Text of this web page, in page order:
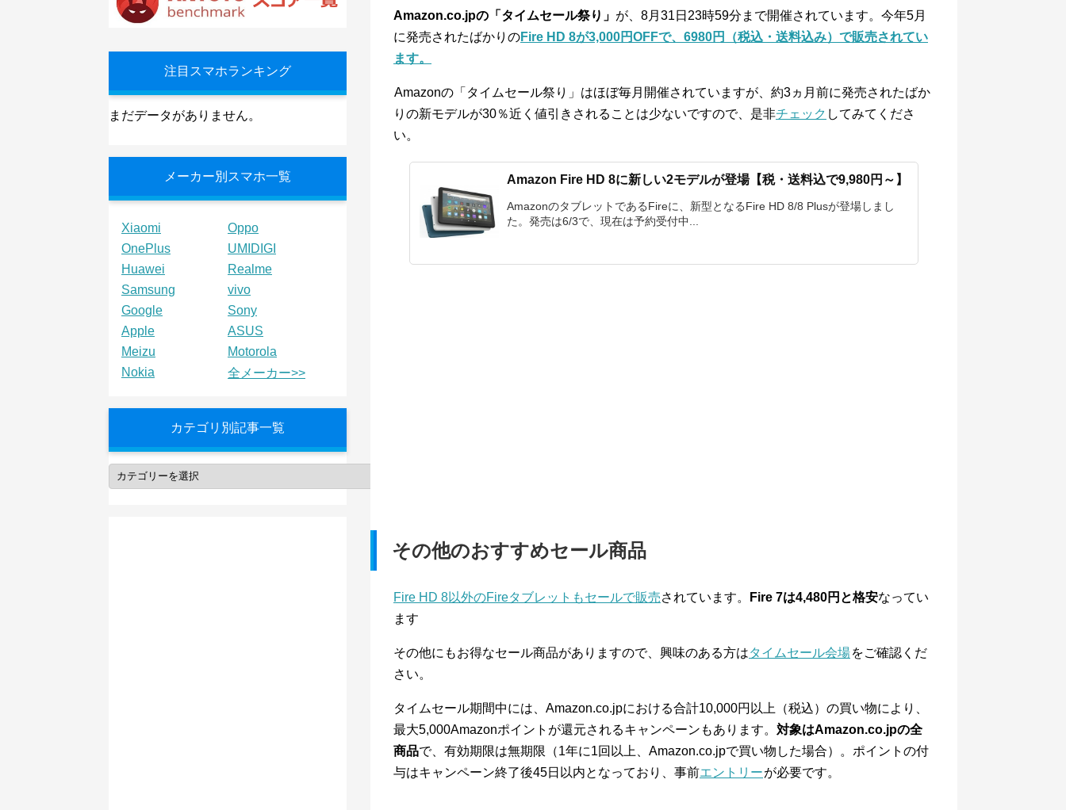
Amazon.co.jpの「タイムセール祭り」 が、8月31日23時59分まで開催されています。今年5月
に発売されたばかりのFire HD 8が3,000円OFFで、6980円（税込・送料込み）で販売されてい
ます。
Amazonの「タイムセール祭り」はほぼ毎月開催されていますが、約3ヵ月前に発売されたばか
りの新モデルが30％近く値引きされることは少ないですので、是非チェック してみてくださ
い。
Amazon Fire HD 8に新しい2モデルが登場【税・送料込で9,980円～】
AmazonのタブレットであるFireに、新型となるFire HD 8/8 Plusが登場しまし
た。発売は6/3で、現在は予約受付中...
その他のおすすめセール商品
Fire HD 8以外のFireタブレットもセールで販売されています。 Fire 7は4,480円と格安なってい
ます
その他にもお得なセール商品がありますので、興味のある方はタイムセール会場をご確認くだ
さい。
タイムセール期間中には、Amazon.co.jpにおける合計10,000円以上（税込）の買い物により、
最大5,000Amazonポイントが還元されるキャンペーンもあります。 対象はAmazon.co.jpの全
商品で、有効期限は無期限（1年に1回以上、Amazon.co.jpで買い物した場合）。ポイントの付
与はキャンペーン終了後45日以内となっており、事前エントリーが必要です。
注目スマホランキング
まだデータがありません。
メーカー別スマホ一覧
Xiaomi
Oppo
OnePlus
UMIDIGI
Huawei
Realme
Samsung
vivo
Google
Sony
Apple
ASUS
Meizu
Motorola
Nokia
全メーカー>>
カテゴリ別記事一覧